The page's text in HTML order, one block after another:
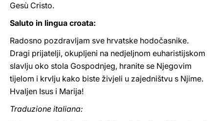
Gesù Cristo.
Saluto in lingua croata:
Radosno pozdravljam sve hrvatske hodočasnike.
Dragi prijatelji, okupljeni na nedjeljnom euharistijskom
slavlju oko stola Gospodnjeg, hranite se Njegovim
tijelom i krvlju kako biste živjeli u zajedništvu s Njime.
Hvaljen Isus i Marija!
Traduzione italiana: